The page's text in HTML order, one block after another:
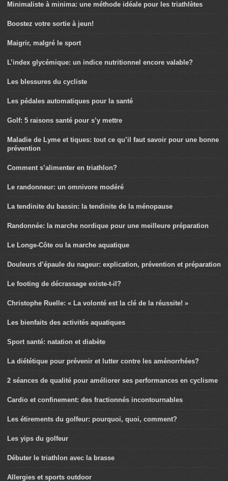
Minimaliste à minima: une méthode idéale pour les triathlètes
Boostez votre sortie à jeun!
Maigrir, malgré le sport
L’index glycémique: un indice nutritionnel encore valable?
Les blessures du cycliste
Les pédales automatiques pour la santé
Golf: 5 raisons santé pour s’y mettre
Maladie de Lyme et tiques: tout ce qu’il faut savoir pour une bonne
prévention
Comment s’alimenter en triathlon?
Le randonneur: un omnivore modéré
La tendinite du bassin: la tendinite de la ménopause
Randonnée: la marche nordique pour une meilleure préparation
Le Longe-Côte ou la marche aquatique
Douleurs d’épaule du nageur: explication, prévention et préparation
Le footing de décrassage existe-t-il?
Christophe Ruelle: « La volonté est la clé de la réussite! »
Les bienfaits des activités aquatiques
Sport santé: natation et diabète
La diététique pour prévenir et lutter contre les aménorrhées?
2 séances de qualité pour améliorer ses performances en cyclisme
Cardio et confinement: des fractionnés incontournables
Les étirements du golfeur: pourquoi, quoi, comment?
Les yips du golfeur
Débuter le triathlon avec la brasse
Allergies et sports outdoor